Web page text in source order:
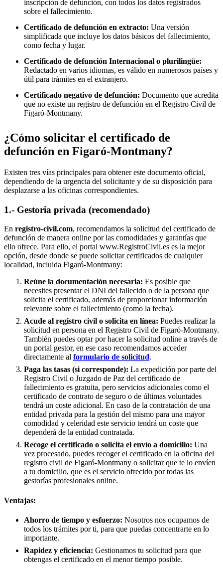
inscripción de defunción, con todos los datos registrados
sobre el fallecimiento.
Certificado de defunción en extracto: Una versión
simplificada que incluye los datos básicos del fallecimiento,
como fecha y lugar.
Certificado de defunción Internacional o plurilingüe:
Redactado en varios idiomas, es válido en numerosos países y
útil para trámites en el extranjero.
Certificado negativo de defunción: Documento que acredita
que no existe un registro de defunción en el Registro Civil de
Figaró-Montmany.
¿Cómo solicitar el certificado de
defunción en Figaró-Montmany?
Existen tres vías principales para obtener este documento oficial,
dependiendo de la urgencia del solicitante y de su disposición para
desplazarse a las oficinas correspondientes.
1.- Gestoria privada (recomendado)
En registro-civil.com, recomendamos la solicitud del certificado de
defunción de manera online por las comodidades y garantías que
ello ofrece. Para ello, el portal www.RegistroCivil.es es la mejor
opción, desde donde se puede solicitar certificados de cualquier
localidad, incluida Figaró-Montmany:
Reúne la documentación necesaria: Es posible que
necesites presentar el DNI del fallecido o de la persona que
solicita el certificado, además de proporcionar información
relevante sobre el fallecimiento (como la fecha).
Acude al registro civil o solicita en línea: Puedes realizar la
solicitud en persona en el Registro Civil de Figaró-Montmany.
También puedes optar por hacer la solicitud online a través de
un portal gestor, en ese caso recomendamos acceder
directamente al formulario de solicitud.
Paga las tasas (si corresponde): La expedición por parte del
Registro Civil o Juzgado de Paz del certificado de
fallecimiento es gratuita, pero servicios adicionales como el
certificado de contrato de seguro o de últimas voluntades
tendrá un coste adicional. En caso de la contratación de una
entidad privada para la gestión del mismo para una mayor
comodidad y celeridad este servicio tendrá un coste que
dependerá de la entidad contratada.
Recoge el certificado o solicita el envío a domicilio: Una
vez procesado, puedes recoger el certificado en la oficina del
registro civil de Figaró-Montmany o solicitar que te lo envíen
a tu domicilio, que es el servicio ofrecido por todas las
gestorías profesionales online.
Ventajas:
Ahorro de tiempo y esfuerzo: Nosotros nos ocupamos de
todos los trámites por ti, para que puedas concentrarte en lo
importante.
Rapidez y eficiencia: Gestionamos tu solicitud para que
obtengas el certificado en el menor tiempo posible.